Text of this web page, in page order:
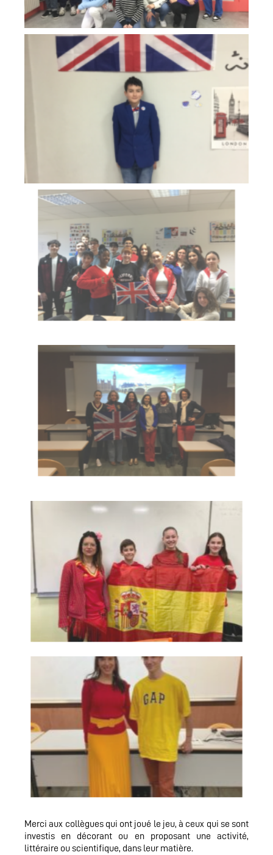
Merci aux collègues qui ont joué le jeu, à ceux qui se sont
investis en décorant ou en proposant une activité,
littéraire ou scientifique, dans leur matière.